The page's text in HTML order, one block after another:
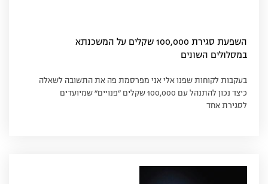
השפעת סגירת 100,000 שקלים על המשכנתא
במסלולים השונים
בעקבות לקוחות שפנו אלי אני מפרסמת פה את התשובה לשאלה
כיצד נכון להתנהל עם 100,000 שקלים ״פנויים״ שמיועדים
לסגירת אחד